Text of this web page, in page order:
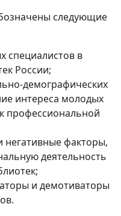
следующие
специалистов в
России;
демографических
интереса молодых
профессиональной
негативные факторы,
деятельность
и демотиваторы